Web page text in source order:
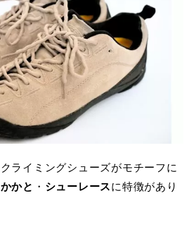
クライミングシューズがモチーフに
かかと ・ シューレースに特徴があり